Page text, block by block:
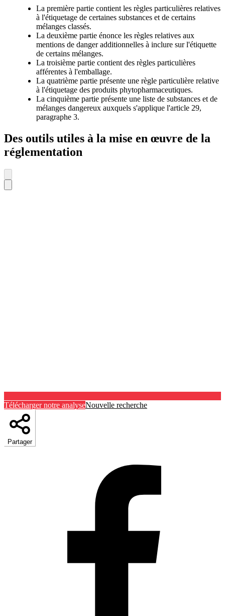
La première partie contient les règles particulières relatives
à l'étiquetage de certaines substances et de certains
mélanges classés.
La deuxième partie énonce les règles relatives aux
mentions de danger additionnelles à inclure sur l'étiquette
de certains mélanges.
La troisième partie contient des règles particulières
afférentes à l'emballage.
La quatrième partie présente une règle particulière relative
à l'étiquetage des produits phytopharmaceutiques.
La cinquième partie présente une liste de substances et de
mélanges dangereux auxquels s'applique l'article 29,
paragraphe 3.
Des outils utiles à la mise en œuvre de la
réglementation
Télécharger notre analyseNouvelle recherche
Partager